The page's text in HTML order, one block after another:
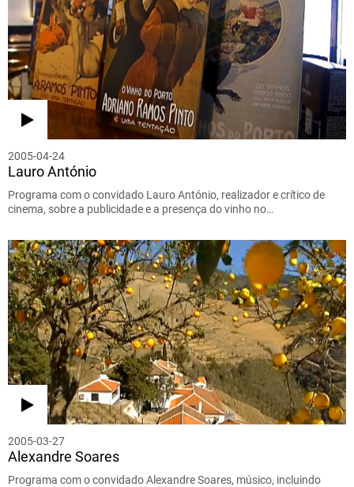
2005-04-24
Lauro António
Programa com o convidado Lauro António, realizador e crítico de
cinema, sobre a publicidade e a presença do vinho no…
2005-03-27
Alexandre Soares
Programa com o convidado Alexandre Soares, músico, incluindo